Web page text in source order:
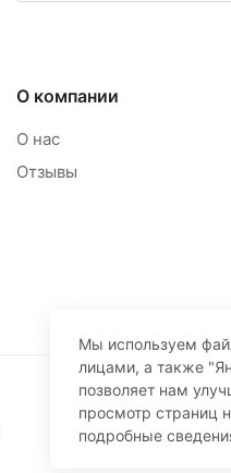
О компании
О нас
Отзывы
Мы используем
лицами, а также
позволяет нам
просмотр страниц
подробные